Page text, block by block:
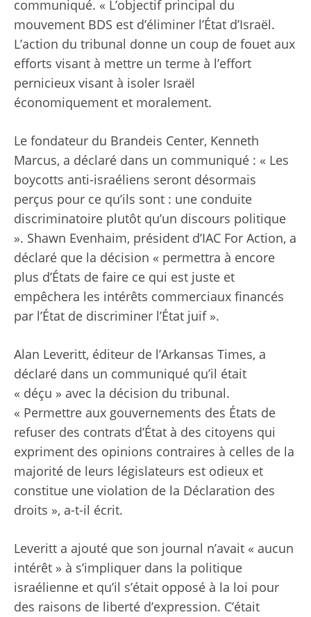
communiqué. « L’objectif principal du
mouvement BDS est d’éliminer l’État d’Israël.
L’action du tribunal donne un coup de fouet aux
efforts visant à mettre un terme à l’effort
pernicieux visant à isoler Israël
économiquement et moralement.
Le fondateur du Brandeis Center, Kenneth
Marcus, a déclaré dans un communiqué : « Les
boycotts anti-israéliens seront désormais
perçus pour ce qu’ils sont : une conduite
discriminatoire plutôt qu’un discours politique
». Shawn Evenhaim, président d’IAC For Action, a
déclaré que la décision « permettra à encore
plus d’États de faire ce qui est juste et
empêchera les intérêts commerciaux financés
par l’État de discriminer l’État juif ».
Alan Leveritt, éditeur de l’Arkansas Times, a
déclaré dans un communiqué qu’il était
« déçu » avec la décision du tribunal.
« Permettre aux gouvernements des États de
refuser des contrats d’État à des citoyens qui
expriment des opinions contraires à celles de la
majorité de leurs législateurs est odieux et
constitue une violation de la Déclaration des
droits », a-t-il écrit.
Leveritt a ajouté que son journal n’avait « aucun
intérêt » à s’impliquer dans la politique
israélienne et qu’il s’était opposé à la loi pour
des raisons de liberté d’expression. C’était